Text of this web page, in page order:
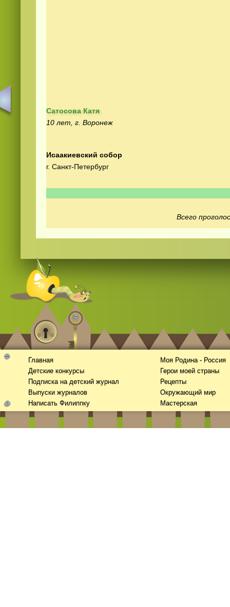
Сатосова Катя
10 лет, г. Воронеж
Исаакиевский собор
г. Санкт-Петербург
Всего
Главная
Детские конкурсы
Подписка на детский журнал
Выпуски журналов
Написать Филиппку
Моя Родина - Россия
Герои моей страны
Рецепты
Окружающий мир
Мастерская
видеоонлайн